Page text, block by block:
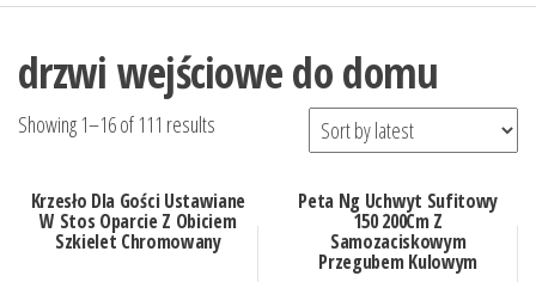
drzwi wejściowe do domu
Showing 1–16 of 111 results
Krzesło Dla Gości Ustawiane
W Stos Oparcie Z Obiciem
Szkielet Chromowany
Peta Ng Uchwyt Sufitowy
150 200Cm Z
Samozaciskowym
Przegubem Kulowym